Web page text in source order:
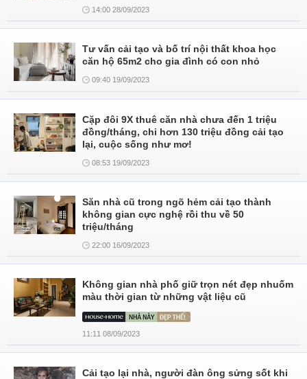
14:00 28/09/2023
Tư vấn cải tạo và bố trí nội thất khoa học
căn hộ 65m2 cho gia đình có con nhỏ
09:40 19/09/2023
Cặp đôi 9X thuê căn nhà chưa đến 1 triệu
đồng/tháng, chi hơn 130 triệu đồng cải tạo
lại, cuộc sống như mơ!
08:53 19/09/2023
Săn nhà cũ trong ngõ hẻm cải tạo thành
không gian cực nghệ rồi thu về 50
triệu/tháng
22:00 16/09/2023
Không gian nhà phố giữ trọn nét đẹp nhuốm
màu thời gian từ những vật liệu cũ
11:11 08/09/2023
Cải tạo lại nhà, người đàn ông sửng sốt khi